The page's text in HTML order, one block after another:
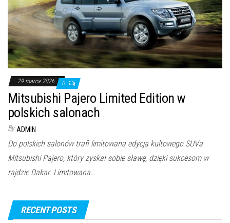
29 marca 2026 0
Mitsubishi Pajero Limited Edition w
polskich salonach
By ADMIN
Do polskich salonów trafi limitowana edycja kultowego SUVa
Mitsubishi Pajero, który zyskał sobie sławę, dzięki sukcesom w
rajdzie Dakar. Limitowana…
RECENT POSTS